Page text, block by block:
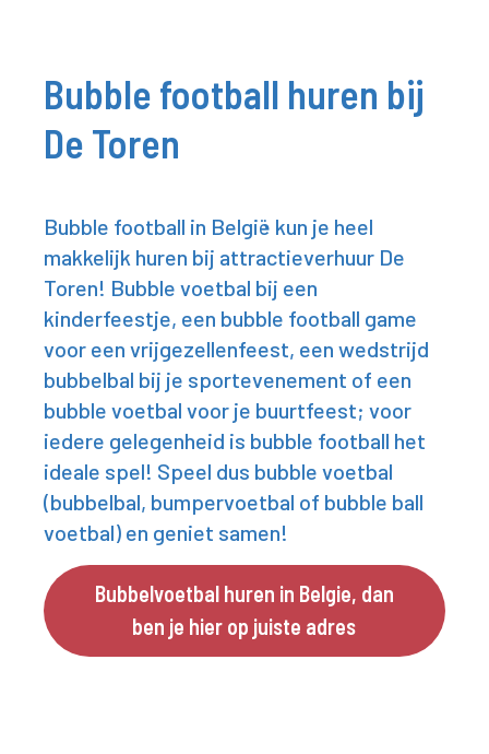
Bubble football huren bij
De Toren
Bubble football in België kun je heel
makkelijk huren bij attractieverhuur De
Toren! Bubble voetbal bij een
kinderfeestje, een bubble football game
voor een vrijgezellenfeest, een wedstrijd
bubbelbal bij je sportevenement of een
bubble voetbal voor je buurtfeest; voor
iedere gelegenheid is bubble football het
ideale spel! Speel dus bubble voetbal
(bubbelbal, bumpervoetbal of bubble ball
voetbal) en geniet samen!
Bubbelvoetbal huren in Belgie, dan
ben je hier op juiste adres